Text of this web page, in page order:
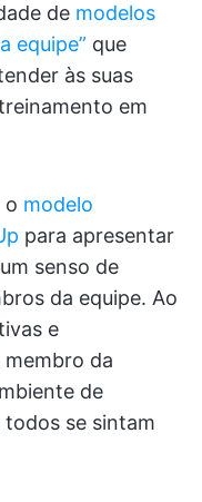
de modelos
equipe” que
às suas
em
o modelo
para apresentar
senso de
da equipe. Ao
e
da
de
se sintam